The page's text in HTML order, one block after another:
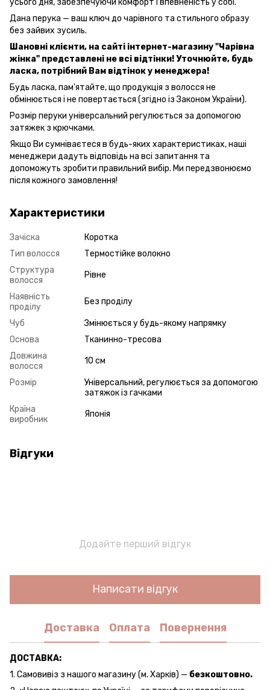
Дана перука — ваш ключ до чарівного та стильного образу
без зайвих зусиль.
Шановні клієнти, на сайті інтернет-магазину "Чарівна
жінка" представлені не всі відтінки! Уточнюйте, будь
ласка, потрібний Вам відтінок у менеджера!
Будь ласка, пам'ятайте, що продукція з волосся не
обмінюється і не повертається (згідно із Законом України).
Розмір перуки універсальний регулюється за допомогою
затяжек з крючками.
Якщо Ви сумніваєтеся в будь-яких характеристиках, наші
менеджери дадуть відповідь на всі запитання та
допоможуть зробити правильний вибір. Ми передзвонюємо
після кожного замовлення!
Характеристики
Зачіска
Коротка
Тип волосся
Термостійке волокно
Структура
волосся
Рівне
Наявність
проділу
Без проділу
Чуб
Змінюється у будь-якому напрямку
Основа
Тканинно-тресова
Довжина
волосся
10 см
Розмір
Універсальний, регулюється за допомогою
затяжок із гачками
Країна
виробник
Японія
Відгуки
Додайте перший відгук
Написати відгук
Доставка Оплата Повернення
ДОСТАВКА:
1. Самовивіз з нашого магазину (м. Харків) — безкоштовно.